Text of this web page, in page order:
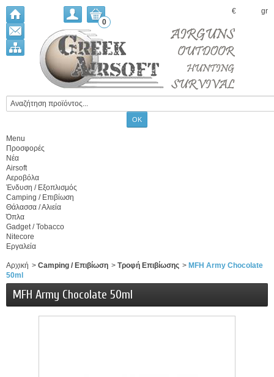
0
€ gr
Menu
Προσφορές
Νέα
Airsoft
Αεροβόλα
Ένδυση / Εξοπλισμός
Camping / Επιβίωση
Θάλασσα / Αλιεία
Όπλα
Gadget / Tobacco
Nitecore
Εργαλεία
Αρχική > Camping / Επιβίωση > Τροφή Επιβίωσης > MFH Army Chocolate
50ml
MFH Army Chocolate 50ml